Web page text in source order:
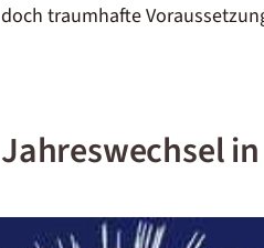
doch traumhafte
Jahreswechsel